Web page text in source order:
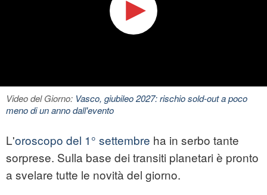
Video del Giorno: Vasco, giubileo 2027: rischio sold-out a poco
meno di un anno dall'evento
L'oroscopo del 1° settembre ha in serbo tante
sorprese. Sulla base dei transiti planetari è pronto
a svelare tutte le novità del giorno.